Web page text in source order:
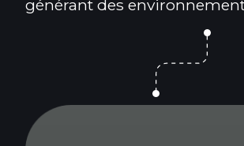
générant des